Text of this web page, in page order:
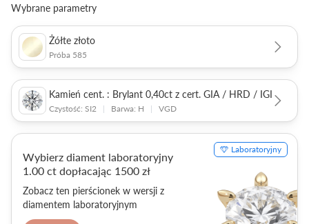
Wybrane parametry
Żółte złoto
Próba 585
Kamień cent. : Brylant 0,40ct z cert. GIA / HRD / IGI
Czystość: SI2 | Barwa: H | VGD
Laboratoryjny
Wybierz diament laboratoryjny
1.00 ct dopłacając 1500 zł
Zobacz ten pierścionek w wersji z
diamentem laboratoryjnym